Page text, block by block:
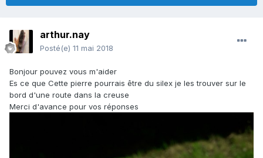
arthur.nay
Posté(e) 11 mai 2018
Bonjour pouvez vous m'aider
Es ce que Cette pierre pourrais être du silex je les trouver sur le
bord d'une route dans la creuse
Merci d'avance pour vos réponses